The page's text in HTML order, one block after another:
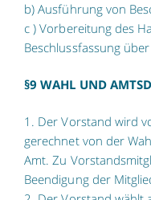
b) Ausführung von
c ) Vorbereitung des
Beschlussfassung
§9 WAHL UND
1. Der Vorstand wird
gerechnet von der
Amt. Zu
Beendigung der